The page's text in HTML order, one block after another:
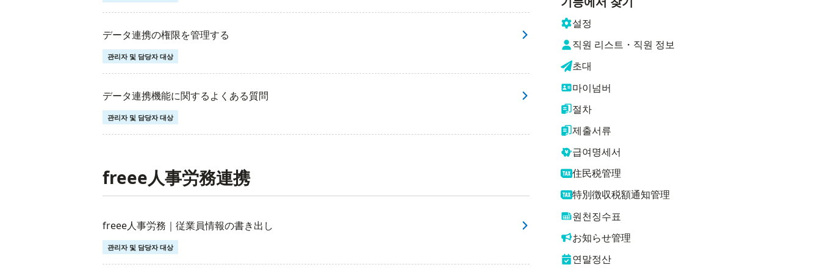
データ連携の権限を管理する
관리자 및 담당자 대상
データ連携機能に関するよくある質問
관리자 및 담당자 대상
freee人事労務連携
freee人事労務｜従業員情報の書き出し
관리자 및 담당자 대상
설정
직원 리스트・직원 정보
초대
마이넘버
절차
제출서류
급여명세서
住民税管理
特別徴収税額通知管理
원천징수표
お知らせ管理
연말정산